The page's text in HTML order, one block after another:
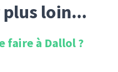
loin...
faire à Dallol?